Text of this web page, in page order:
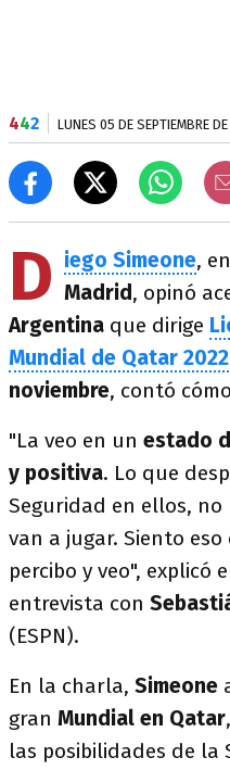
442 LUNES 05 DE SEPTIEMBRE
D iego Simeone,
Madrid, opinó
Argentina que dirige
Mundial de Qatar 2022
noviembre, contó
"La veo en un estado
y positiva. Lo que
Seguridad en ellos,
van a jugar. Siento
percibo y veo", explicó
entrevista con
(ESPN).
En la charla, Simeone
gran Mundial en Qatar
las posibilidades de